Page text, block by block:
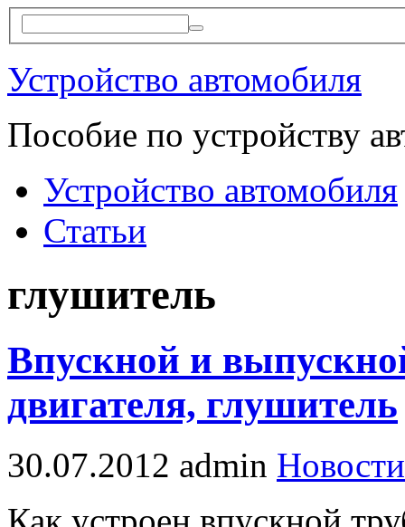
Устройство автомобиля
Пособие по устройству
Устройство автомобиля
Статьи
глушитель
Впускной и
двигателя, глушитель
30.07.2012 admin Новости